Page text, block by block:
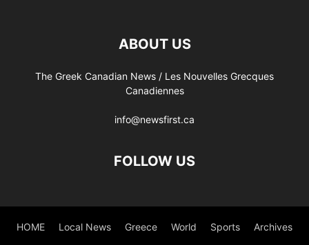
ABOUT US
The Greek Canadian News / Les Nouvelles Grecques
Canadiennes
info@newsfirst.ca
FOLLOW US
HOME Local News Greece World Sports Archives